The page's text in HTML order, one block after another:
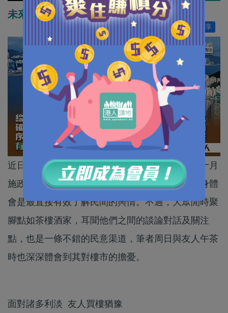
未來樓市會怎走，是入市機會嗎？
分享
48
近日，特首落區收集民意、體察民情，以精準為十月
施政報告規劃和充實內涵。當然，親歷其境、親身體
會是最直接有效了解民間的輿情。不過，大眾閒時聚
腳點如茶樓酒家，耳聞他們之間的談論對話及關注
點，也是一條不錯的民意渠道，筆者周日與友人午茶
時也深深體會到其對樓市的擔憂。
面對諸多利淡 友人買樓猶豫